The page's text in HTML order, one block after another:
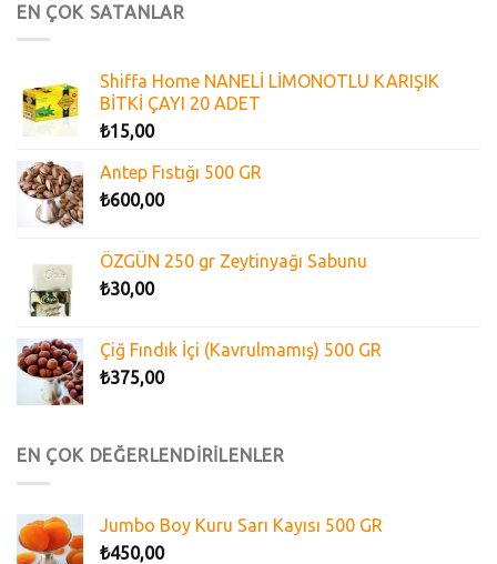
EN ÇOK SATANLAR
Shiffa Home NANELİ LİMONOTLU KARIŞIK
BİTKİ ÇAYI 20 ADET
₺15,00
Antep Fıstığı 500 GR
₺600,00
ÖZGÜN 250 gr Zeytinyağı Sabunu
₺30,00
Çiğ Fındık İçi (Kavrulmamış) 500 GR
₺375,00
EN ÇOK DEĞERLENDİRİLENLER
Jumbo Boy Kuru Sarı Kayısı 500 GR
₺450,00